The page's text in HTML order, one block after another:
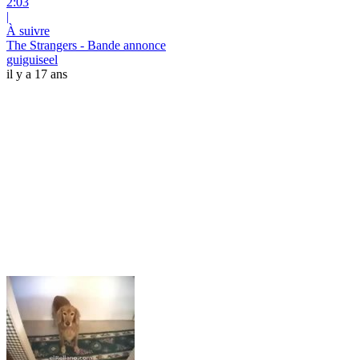
|
À suivre
The Strangers - Bande annonce
guiguiseel
il y a 17 ans